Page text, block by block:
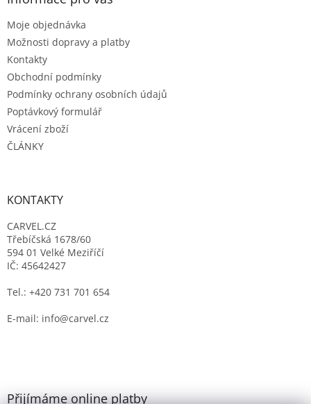
Moje objednávka
Možnosti dopravy a platby
Kontakty
Obchodní podmínky
Podmínky ochrany osobních údajů
Poptávkový formulář
Vrácení zboží
ČLÁNKY
KONTAKTY
CARVEL.CZ
Třebíčská 1678/60
594 01 Velké Meziříčí
IČ: 45642427
Tel.: +420 731 701 654
E-mail: info@carvel.cz
Přijímáme online platby